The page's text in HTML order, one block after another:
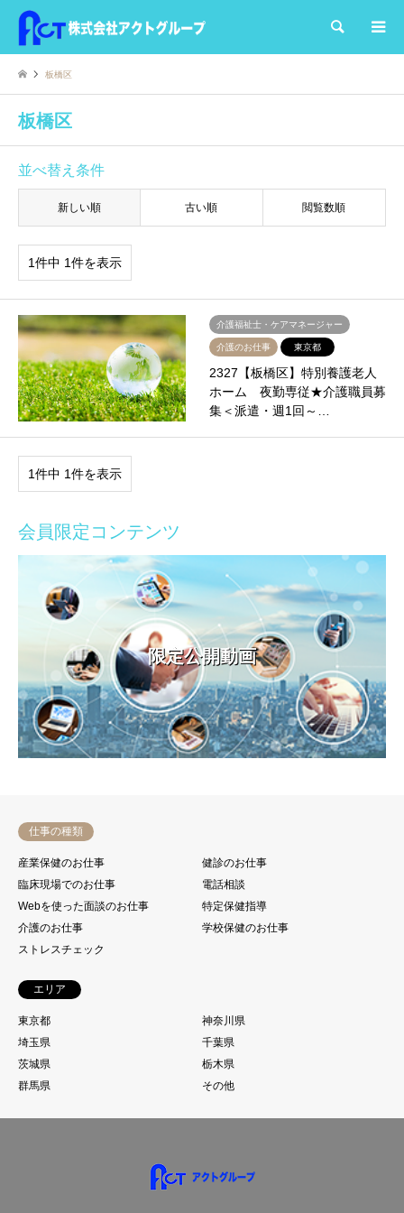
検索
板橋区
板橋区
並べ替え条件
新しい順 古い順 閲覧数順
1件中 1件を表示
介護福祉士・ケアマネージャー
介護のお仕事 東京都
2327【板橋区】特別養護老人
ホーム 夜勤専従★介護職員募
集＜派遣・週1回～…
1件中 1件を表示
会員限定コンテンツ
限定公開動画
仕事の種類
産業保健のお仕事
健診のお仕事
臨床現場でのお仕事
電話相談
Webを使った面談のお仕事
特定保健指導
介護のお仕事
学校保健のお仕事
ストレスチェック
エリア
東京都
神奈川県
埼玉県
千葉県
茨城県
栃木県
群馬県
その他